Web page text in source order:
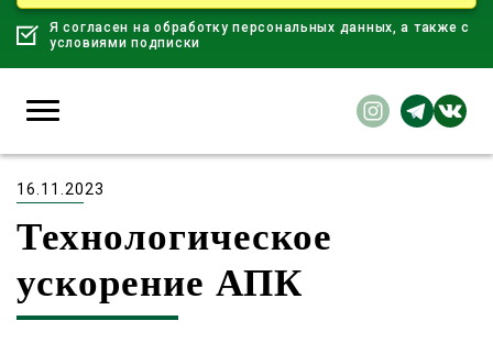
Я согласен на обработку персональных данных, а также с
условиями подписки
16.11.2023
Технологическое
ускорение АПК